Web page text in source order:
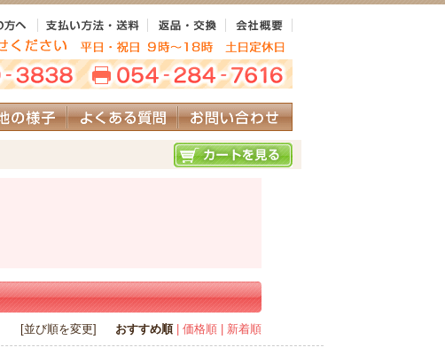
[並び順を変更] おすすめ順 | 価格順 | 新着順